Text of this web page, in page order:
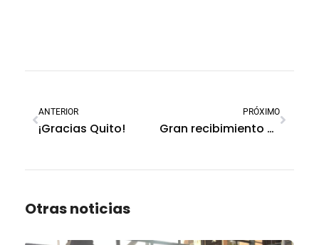
ANTERIOR
¡Gracias Quito!
PRÓXIMO
Gran recibimiento en Corrientes y Córdoba (Argentina)
Otras noticias